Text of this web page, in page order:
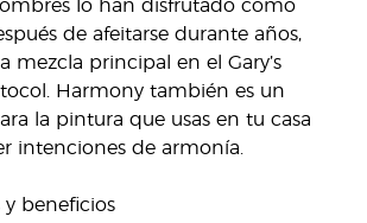
lo han disfrutado como
de afeitarse durante años,
mezcla principal en el Gary’s
Harmony también es un
la pintura que usas en tu casa
intenciones de armonía.
y beneficios